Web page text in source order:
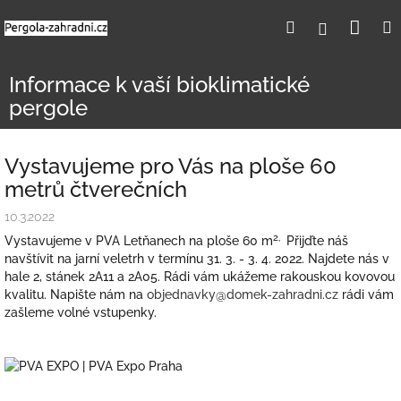
na
HledatPřihlášení
Informace k vaší bioklimatické
pergole
Vystavujeme pro Vás na ploše 60
metrů čtverečních
10.3.2022
Vystavujeme v PVA Letňanech na ploše 60 m2,
Přijďte náš
navštívit na jarní veletrh v termínu 31. 3. - 3. 4. 2022. Najdete nás v
hale 2, stánek 2A11 a 2A05. Rádi vám ukážeme rakouskou kovovou
kvalitu. Napište nám na objednavky@domek-zahradni.cz rádi vám
zašleme volné vstupenky.